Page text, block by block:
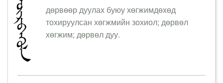
дөрвөөр дуулах буюу хөгжимдөхөд
тохируулсан хөгжмийн зохиол; дөрвөл
хөгжим; дөрвөл дуу.